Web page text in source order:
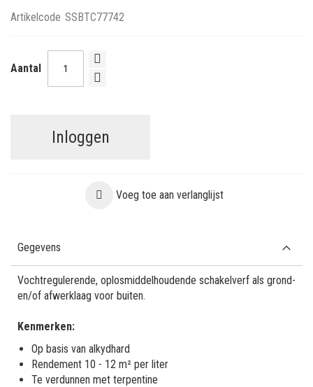
Artikelcode SSBTC77742
Aantal
Inloggen
Voeg toe aan verlanglijst
Gegevens
Vochtregulerende, oplosmiddelhoudende schakelverf als grond-
en/of afwerklaag voor buiten.
Kenmerken:
Op basis van alkydhard
Rendement 10 - 12 m² per liter
Te verdunnen met terpentine